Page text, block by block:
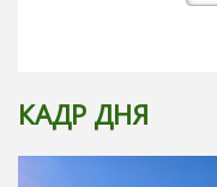
КАДР ДНЯ